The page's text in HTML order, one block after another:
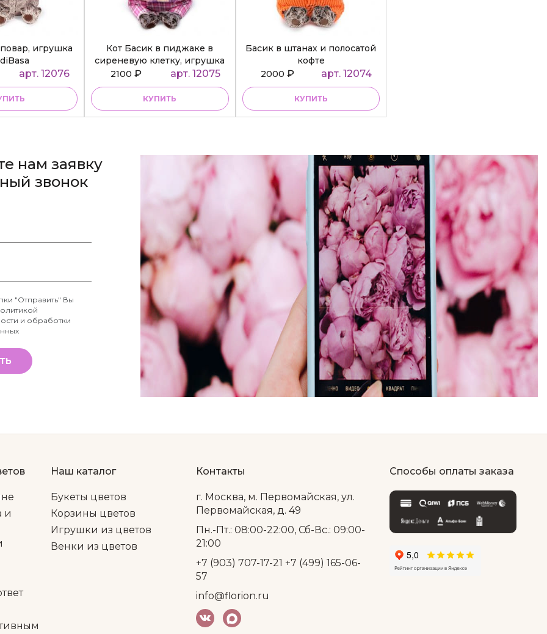
игрушка
арт. 12076
Кот Басик в пиджаке в
сиреневую клетку, игрушка
BudiBasa
2100₽ арт. 12075
КУПИТЬ
Басик в штанах и полосатой
кофте
2000 ₽ арт. 12074
КУПИТЬ
нам заявку
звонок
"Отправить" Вы
и обработки
и
Наш каталог
Букеты цветов
Корзины цветов
Игрушки из цветов
Венки из цветов
Контакты
г. Москва, м. Первомайская, ул.
Первомайская, д. 49
Пн.-Пт.: 08:00-22:00, Сб-Вс.: 09:00-
21:00
+7 (903) 707-17-21 +7 (499) 165-06-
57
info@florion.ru
Способы оплаты заказа